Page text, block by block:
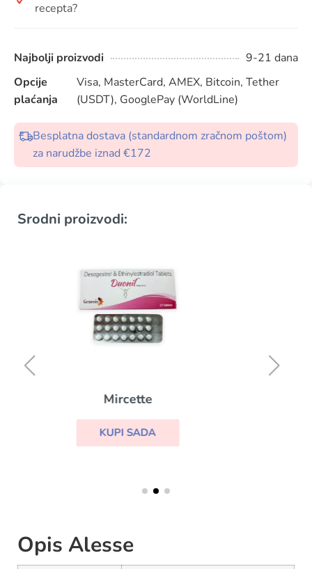
recepta?
Najbolji proizvodi
9-21 dana
Opcije
plaćanja
Visa, MasterCard, AMEX, Bitcoin, Tether
(USDT), GooglePay (WorldLine)
Besplatna dostava (standardnom zračnom poštom)
za narudžbe iznad €172
Srodni proizvodi:
Duphaston
KUPI SADA
Opis Alesse